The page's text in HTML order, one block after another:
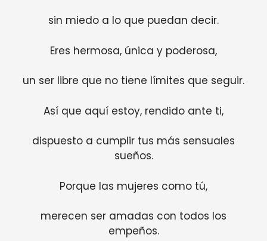
sin miedo a lo que puedan decir.
Eres hermosa, única y poderosa,
un ser libre que no tiene límites que seguir.
Así que aquí estoy, rendido ante ti,
dispuesto a cumplir tus más sensuales
sueños.
Porque las mujeres como tú,
merecen ser amadas con todos los
empeños.